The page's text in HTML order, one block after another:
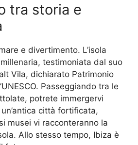
tra storia e
e divertimento. L’isola
testimoniata dal suo
Vila, dichiarato Patrimonio
Passeggiando tra le
potrete immergervi
città fortificata,
musei vi racconteranno la
Allo stesso tempo, Ibiza è